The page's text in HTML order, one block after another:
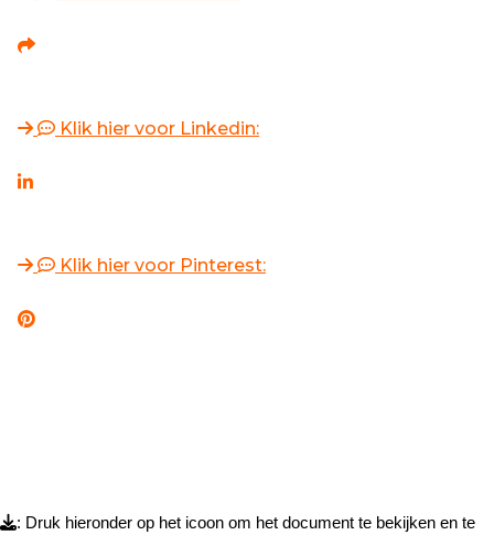
Klik hier voor Linkedin:
Klik hier voor Pinterest:
: Druk hieronder op het icoon om het document te bekijken en te